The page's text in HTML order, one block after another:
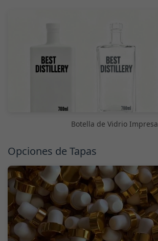
Botella de Vidrio Impresa
Opciones de Tapas